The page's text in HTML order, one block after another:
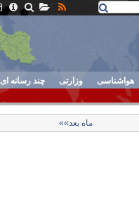
هواشناسی وزارتی چند رسانه ای
ماه بعد»»